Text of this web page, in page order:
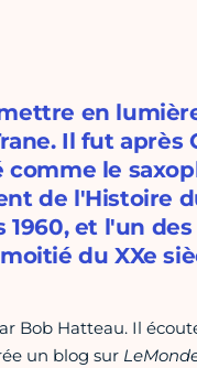
en
Il fut après
comme le
de l'Histoire
1960, et l'un
du XXe
Bob Hatteau. Il
un blog sur